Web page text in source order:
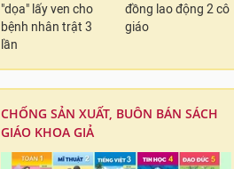
"dọa" lấy ven cho
bệnh nhân trật 3
lần
đồng lao động 2 cô
giáo
CHỐNG SẢN XUẤT, BUÔN BÁN SÁCH
GIÁO KHOA GIẢ